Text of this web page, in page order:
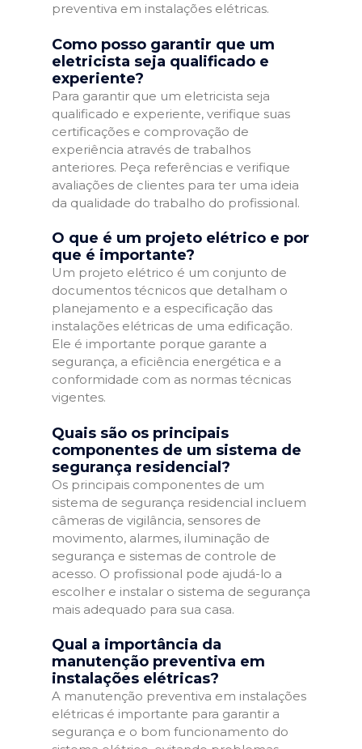
preventiva em instalações elétricas.
Como posso garantir que um
eletricista seja qualificado e
experiente?
Para garantir que um eletricista seja
qualificado e experiente, verifique suas
certificações e comprovação de
experiência através de trabalhos
anteriores. Peça referências e verifique
avaliações de clientes para ter uma ideia
da qualidade do trabalho do profissional.
O que é um projeto elétrico e por
que é importante?
Um projeto elétrico é um conjunto de
documentos técnicos que detalham o
planejamento e a especificação das
instalações elétricas de uma edificação.
Ele é importante porque garante a
segurança, a eficiência energética e a
conformidade com as normas técnicas
vigentes.
Quais são os principais
componentes de um sistema de
segurança residencial?
Os principais componentes de um
sistema de segurança residencial incluem
câmeras de vigilância, sensores de
movimento, alarmes, iluminação de
segurança e sistemas de controle de
acesso. O profissional pode ajudá-lo a
escolher e instalar o sistema de segurança
mais adequado para sua casa.
Qual a importância da
manutenção preventiva em
instalações elétricas?
A manutenção preventiva em instalações
elétricas é importante para garantir a
segurança e o bom funcionamento do